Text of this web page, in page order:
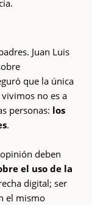
Juan Luis
que la única
no es a
personas: los
.
deben
el uso de la
digital; ser
el mismo